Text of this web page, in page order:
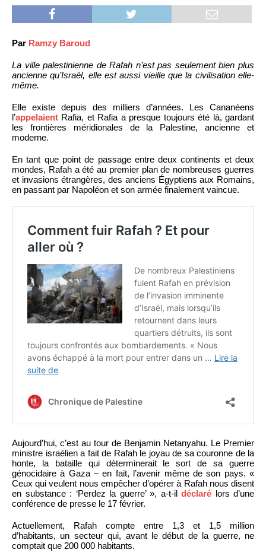
Par Ramzy Baroud
La ville palestinienne de Rafah n’est pas seulement bien plus
ancienne qu’Israël, elle est aussi vieille que la civilisation elle-
même.
Elle existe depuis des milliers d’années. Les Cananéens
l’appelaient Rafia, et Rafia a presque toujours été là, gardant
les frontières méridionales de la Palestine, ancienne et
moderne.
En tant que point de passage entre deux continents et deux
mondes, Rafah a été au premier plan de nombreuses guerres
et invasions étrangères, des anciens Égyptiens aux Romains,
en passant par Napoléon et son armée finalement vaincue.
Aujourd’hui, c’est au tour de Benjamin Netanyahu. Le Premier
ministre israélien a fait de Rafah le joyau de sa couronne de la
honte, la bataille qui déterminerait le sort de sa guerre
génocidaire à Gaza – en fait, l’avenir même de son pays. «
Ceux qui veulent nous empêcher d’opérer à Rafah nous disent
en substance : ‘Perdez la guerre’ », a-t-il déclaré lors d’une
conférence de presse le 17 février.
Actuellement, Rafah compte entre 1,3 et 1,5 million
d’habitants, un secteur qui, avant le début de la guerre, ne
comptait que 200 000 habitants.